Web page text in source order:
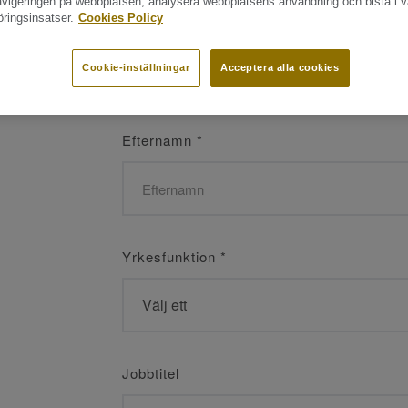
Namn
Efternamn *
Yrkesfunktion *
Jobbtitel
Cookies Policy
Acceptera alla cookies
Cookie-inställningar